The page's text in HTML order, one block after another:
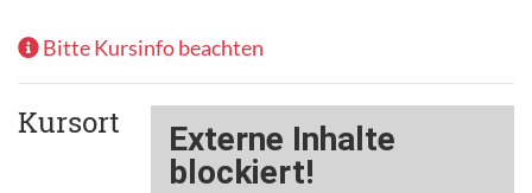
Bitte Kursinfo beachten
Kursort